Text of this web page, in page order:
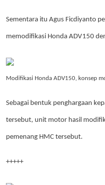
Sementara itu Agus Ficdiyanto
memodifikasi Honda ADV150
Modifikasi Honda ADV150, konsep
Sebagai bentuk penghargaan
tersebut, unit motor hasil
pemenang HMC tersebut.
+++++